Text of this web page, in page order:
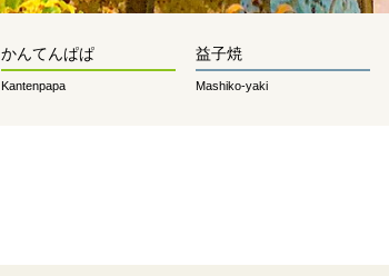
かんてんぱぱ
Kantenpapa
益子焼
Mashiko-yaki